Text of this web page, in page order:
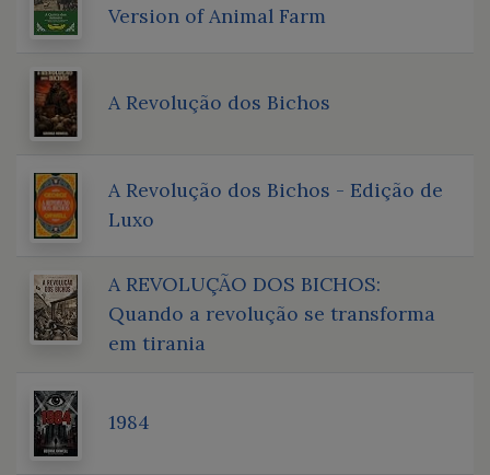
Version of Animal Farm
A Revolução dos Bichos
A Revolução dos Bichos - Edição de
Luxo
A REVOLUÇÃO DOS BICHOS:
Quando a revolução se transforma
em tirania
1984